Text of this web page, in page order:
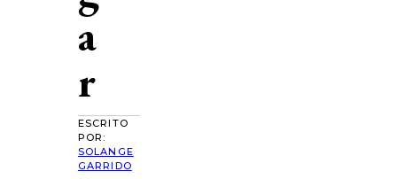
a
r
ESCRITO
POR:
SOLANGE
GARRIDO